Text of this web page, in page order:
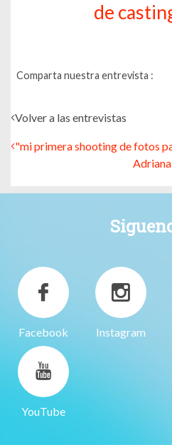
de
Comparta nuestra entrevista :
Volver a las entrevistas
"mi primera shooting de fotos
Facebook Instagram
YouTube